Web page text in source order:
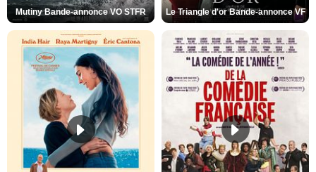
Mutiny Bande-annonce VO STFR Le Triangle d'or Bande-annonce VF